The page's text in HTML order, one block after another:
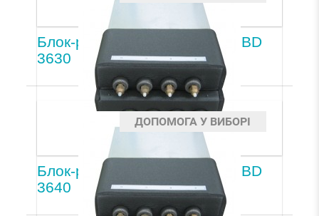
Блок-распределитель LG PMBD
3630
Блок-распределитель LG PMBD
3640
ДОПОМОГА У ВИБОРІ